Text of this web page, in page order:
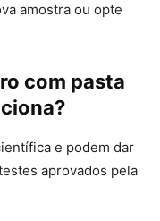
amostra ou opte
com pasta
e podem dar
aprovados pela